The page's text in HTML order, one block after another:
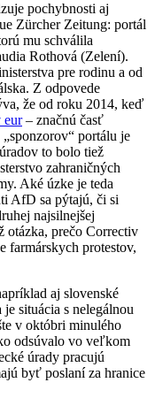
pochybnosti aj
Zürcher Zeitung: portál
mu schválila
Rothová (Zelení).
pre rodinu a od
Z odpovede
že od roku 2014, keď
eur– značnú časť
portálu je
to bolo tiež
zahraničných
Aké úzke je teda
AfD sa pýtajú, či si
najsilnejšej
otázka, prečo Correctiv
farmárskych protestov,
aj slovenské
situácia s nelegálnou
v októbri minulého
odsúvalo vo veľkom
úrady pracujú
byť poslaní za hranice